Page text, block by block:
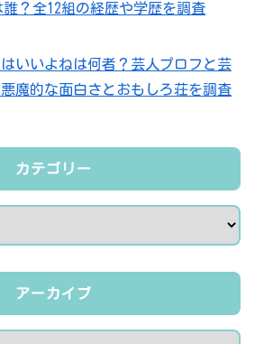
誰？全12組の経歴や学歴を調査
いいよねは何者？芸人プロフと芸
魔的な面白さとおもしろ荘を調査
カテゴリー
アーカイブ